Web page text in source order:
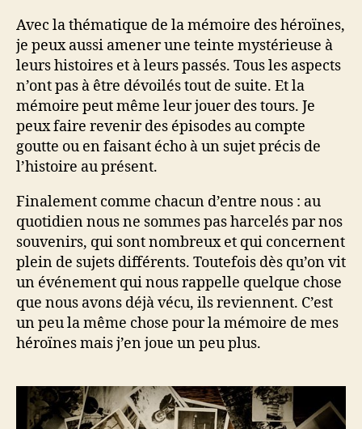
Avec la thématique de la mémoire des héroïnes,
je peux aussi amener une teinte mystérieuse à
leurs histoires et à leurs passés. Tous les aspects
n’ont pas à être dévoilés tout de suite. Et la
mémoire peut même leur jouer des tours. Je
peux faire revenir des épisodes au compte
goutte ou en faisant écho à un sujet précis de
l’histoire au présent.
Finalement comme chacun d’entre nous : au
quotidien nous ne sommes pas harcelés par nos
souvenirs, qui sont nombreux et qui concernent
plein de sujets différents. Toutefois dès qu’on vit
un événement qui nous rappelle quelque chose
que nous avons déjà vécu, ils reviennent. C’est
un peu la même chose pour la mémoire de mes
héroïnes mais j’en joue un peu plus.